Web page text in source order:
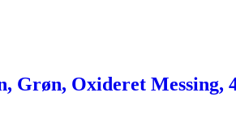
Oxideret Messing,